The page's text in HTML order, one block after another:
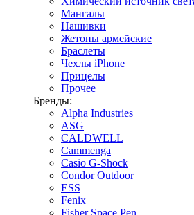
Мангалы
Нашивки
Жетоны армейские
Браслеты
Чехлы iPhone
Прицелы
Прочее
Бренды:
Alpha Industries
ASG
CALDWELL
Cammenga
Casio G-Shock
Condor Outdoor
ESS
Fenix
Fisher Space Pen